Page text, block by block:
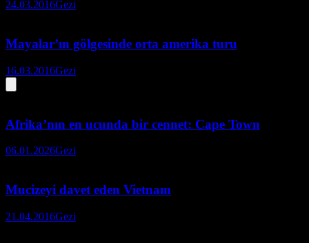
24.03.2016Gezi
Mayalar’ın gölgesinde orta amerika turu
16.03.2016Gezi
Afrika’nın en ucunda bir cennet: Cape Town
06.01.2026Gezi
Mucizeyi davet eden Vietnam
21.04.2016Gezi